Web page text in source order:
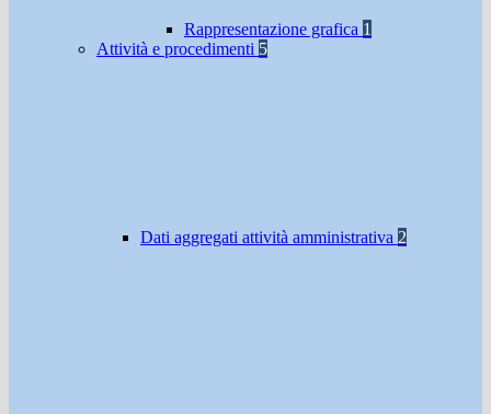
Rappresentazione grafica 1
Attività e procedimenti 5
Dati aggregati attività amministrativa 2